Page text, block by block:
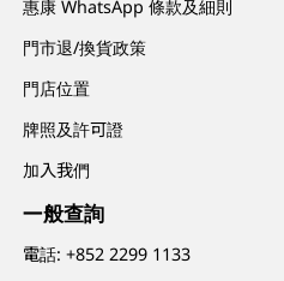
惠康 WhatsApp 條款及細則
門市退/換貨政策
門店位置
牌照及許可證
加入我們
一般查詢
電話:+852 2299 1133